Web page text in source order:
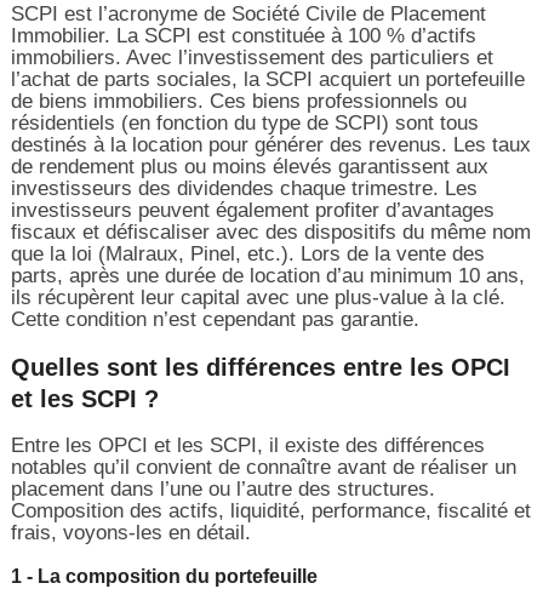
SCPI est l’acronyme de Société Civile de Placement
Immobilier. La SCPI est constituée à 100 % d’actifs
immobiliers. Avec l’investissement des particuliers et
l’achat de parts sociales, la SCPI acquiert un portefeuille
de biens immobiliers. Ces biens professionnels ou
résidentiels (en fonction du type de SCPI) sont tous
destinés à la location pour générer des revenus. Les taux
de rendement plus ou moins élevés garantissent aux
investisseurs des dividendes chaque trimestre. Les
investisseurs peuvent également profiter d’avantages
fiscaux et défiscaliser avec des dispositifs du même nom
que la loi (Malraux, Pinel, etc.). Lors de la vente des
parts, après une durée de location d’au minimum 10 ans,
ils récupèrent leur capital avec une plus-value à la clé.
Cette condition n’est cependant pas garantie.
Quelles sont les différences entre les OPCI
et les SCPI ?
Entre les OPCI et les SCPI, il existe des différences
notables qu’il convient de connaître avant de réaliser un
placement dans l’une ou l’autre des structures.
Composition des actifs, liquidité, performance, fiscalité et
frais, voyons-les en détail.
1 - La composition du portefeuille